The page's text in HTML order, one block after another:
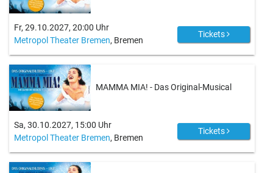
Fr, 29.10.2027, 20:00 Uhr
Metropol Theater Bremen, Bremen
Tickets
MAMMA MIA! - Das Original-Musical
Sa, 30.10.2027, 15:00 Uhr
Metropol Theater Bremen, Bremen
Tickets